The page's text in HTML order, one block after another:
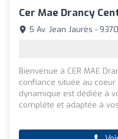
Cer Mae Drancy
5 Av. Jean Jaurès -
Bienvenue à CER MAE
confiance située au coeur
dynamique est dédiée à
complète et adaptée à